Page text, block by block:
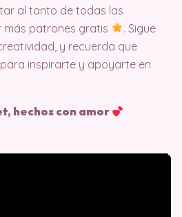
al tanto de todas las
más patrones gratis
. Sigue
y recuerda que
inspirarte y apoyarte en
hechos con amor